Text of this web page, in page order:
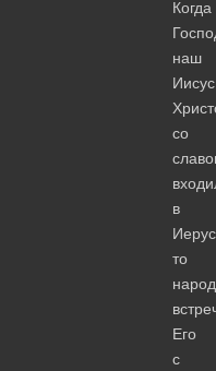
Когда
наш
Иисус
со
в
то
народ
Его
с